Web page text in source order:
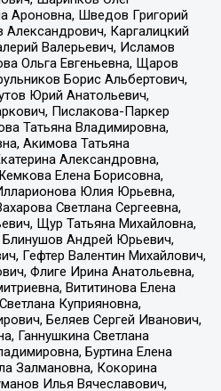
Ароновна, Шведов Григорий
Каргалицкий
Валерьевич, Исламов
Ольга Евгеньевна, Щаров
Борис Альбертович,
Юрий Анатольевич,
Пислакова-Паркер
Татьяна Владимировна,
Акимова Татьяна
Александровна,
Елена Борисовна,
Юлия Юрьевна,
Светлана Сергеевна,
Щур Татьяна Михайловна,
Андрей Юрьевич,
Гефтер Валентин Михайлович,
Флиге Ирина Анатольевна,
Вититинова Елена
Куприяновна,
Беляев Сергей Иванович,
Ганнушкина Светлана
Буртина Елена
Залмановна, Кокорина
Илья Вячеславович,